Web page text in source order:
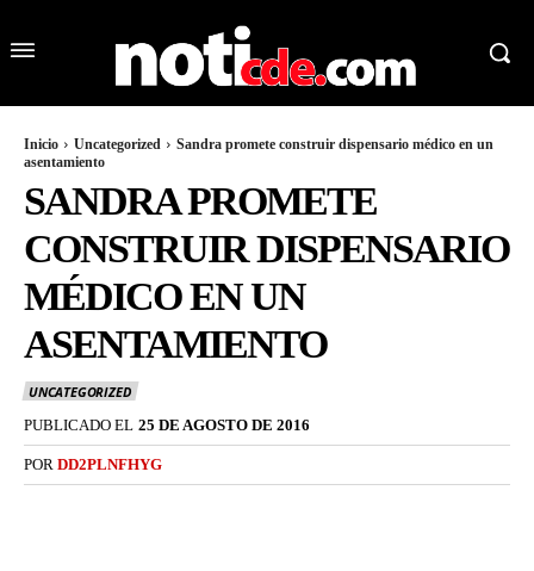
Inicio Uncategorized
Sandra promete construir dispensario médico en un
asentamiento
SANDRA PROMETE
CONSTRUIR DISPENSARIO
MÉDICO EN UN
ASENTAMIENTO
UNCATEGORIZED
PUBLICADO EL 25 DE AGOSTO DE 2016
POR DD2PLNFHYG